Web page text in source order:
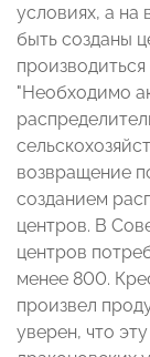
условиях, а на
быть созданы
"Необходимо
возвращение
созданием
центров. В
центров
менее 800.
произвел
уверен, что